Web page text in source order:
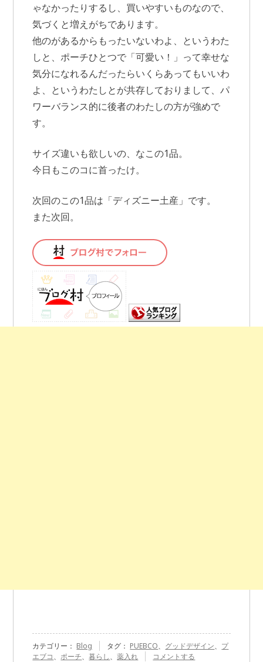
ゃなかったりするし、買いやすいものなので、
気づくと増えがちであります。
他のがあるからもったいないわよ、というわた
しと、ポーチひとつで「可愛い！」って幸せな
気分になれるんだったらいくらあってもいいわ
よ、というわたしとが共存しておりまして、パ
ワーバランス的に後者のわたしの方が強めで
す。
サイズ違いも欲しいの、なこの1品。
今日もこのコに首ったけ。
次回のこの1品は「ディズニー土産」です。
また次回。
カテゴリー： Blog タグ： PUEBCO、 グッドデザイン、 プ
エブコ、ポーチ、暮らし、薬入れ
『PUEBCO
コメントする